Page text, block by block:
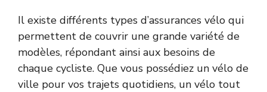
Il existe différents types d’assurances vélo qui
permettent de couvrir une grande variété de
modèles, répondant ainsi aux besoins de
chaque cycliste. Que vous possédiez un vélo de
ville pour vos trajets quotidiens, un vélo tout